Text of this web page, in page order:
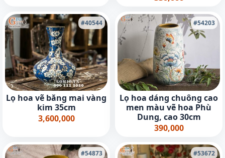
#40544
Lọ hoa vẽ băng mai vàng
kim 35cm
3,600,000
#54203
Lọ hoa dáng chuông cao
men màu vẽ hoa Phù
Dung, cao 30cm
390,000
#54873 #53672